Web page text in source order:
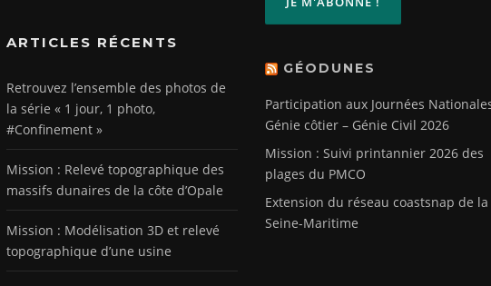
ARTICLES RÉCENTS
Retrouvez l’ensemble des photos de
la série « 1 jour, 1 photo,
#Confinement »
Mission : Relevé topographique des
massifs dunaires de la côte d’Opale
Mission : Modélisation 3D et relevé
topographique d’une usine
GÉODUNES
Participation aux Journées
Génie côtier – Génie Civil 2026
Mission : Suivi printannier 2026 des
plages du PMCO
Extension du réseau coastsnap de la
Seine-Maritime